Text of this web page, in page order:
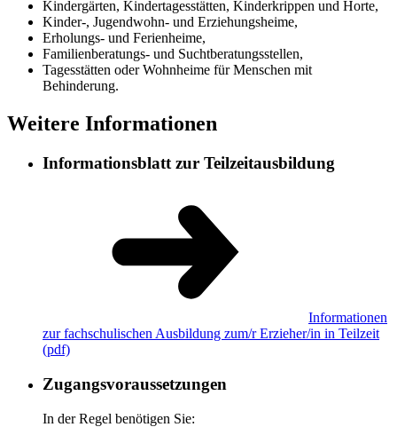
Kindergärten, Kindertagesstätten, Kinderkrippen und Horte,
Kinder-, Jugendwohn- und Erziehungsheime,
Erholungs- und Ferienheime,
Familienberatungs- und Suchtberatungsstellen,
Tagesstätten oder Wohnheime für Menschen mit
Behinderung.
Weitere Informationen
Informationsblatt zur Teilzeitausbildung
Informationen
zur fachschulischen Ausbildung zum/r Erzieher/in in Teilzeit
(pdf)
Zugangsvoraussetzungen
In der Regel benötigen Sie: